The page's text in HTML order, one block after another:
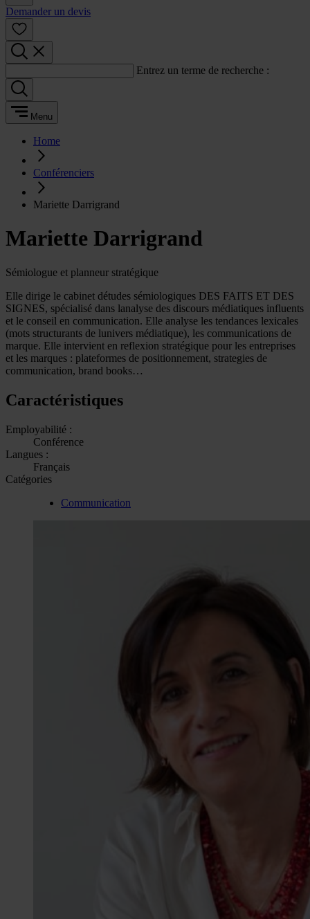
Demander un devis
Entrez un terme de recherche :
Menu
Home
Conférenciers
Mariette Darrigrand
Mariette Darrigrand
Sémiologue et planneur stratégique
Elle dirige le cabinet détudes sémiologiques DES FAITS ET DES
SIGNES, spécialisé dans lanalyse des discours médiatiques influents
et le conseil en communication. Elle analyse les tendances lexicales
(mots structurants de lunivers médiatique), les communications de
marque. Elle intervient en reflexion stratégique pour les entreprises
et les marques : plateformes de positionnement, strategies de
communication, brand books…
Caractéristiques
Employabilité :
Conférence
Langues :
Français
Catégories
Communication